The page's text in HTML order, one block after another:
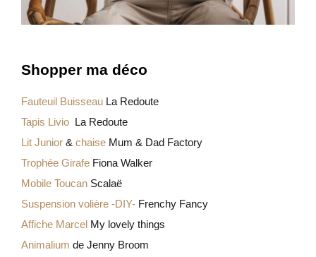
Shopper ma déco
Fauteuil Buisseau La Redoute
Tapis Livio La Redoute
Lit Junior & chaise Mum & Dad Factory
Trophée Girafe Fiona Walker
Mobile Toucan Scalaë
Suspension volière -DIY- Frenchy Fancy
Affiche Marcel My lovely things
Animalium de Jenny Broom